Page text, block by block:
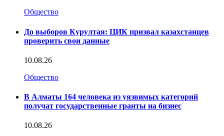
Общество
До выборов Курултая: ЦИК призвал казахстанцев
проверить свои данные
10.08.26
Общество
В Алматы 164 человека из уязвимых категорий
получат государственные гранты на бизнес
10.08.26